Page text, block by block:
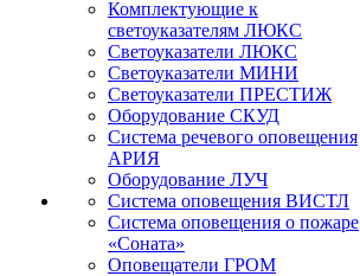
Комплектующие к
светоуказателям ЛЮКС
Светоуказатели ЛЮКС
Светоуказатели МИНИ
Светоуказатели ПРЕСТИЖ
Оборудование СКУД
Система речевого оповещения
АРИЯ
Оборудование ЛУЧ
Система оповещения ВИСТЛ
Система оповещения о пожаре
«Соната»
Оповещатели ГРОМ